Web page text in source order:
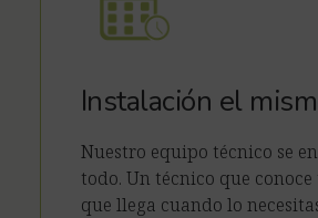
Instalación el
Nuestro equipo técnico se
todo. Un técnico que
que llega cuando lo